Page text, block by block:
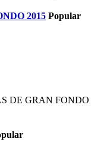
2015 Popular
DE GRAN FONDO